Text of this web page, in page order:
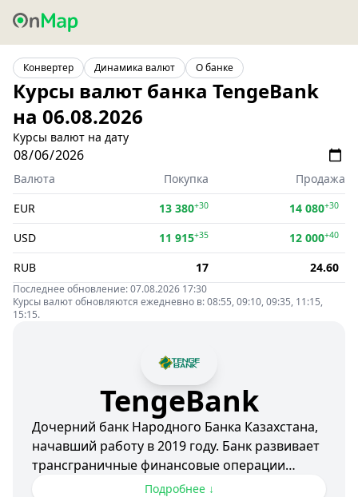
Конвертер Динамика валют О банке
Курсы валют банка TengeBank
на 06.08.2026
Курсы валют на дату
Валюта Покупка
Продажа
EUR
13 380+30 14 080+30
USD 11 915+35 12 000+40
RUB 17 24.60
Последнее обновление: 07.08.2026 17:30
Курсы валют обновляются ежедневно в: 08:55, 09:10, 09:35, 11:15,
15:15.
TengeBank
Дочерний банк Народного Банка Казахстана,
начавший работу в 2019 году. Банк развивает
трансграничные финансовые операции
между Узбекистаном и Казахстаном.
Подробнее ↓